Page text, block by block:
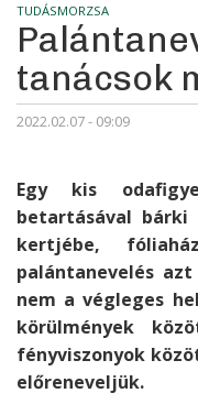
TUDÁSMORZSA
tanácsok
2022.02.07 - 09:09
Egy kis
betartásával
kertjébe,
palántanevelés
nem a végleges
körülmények
fényviszonyok
előreneveljük.